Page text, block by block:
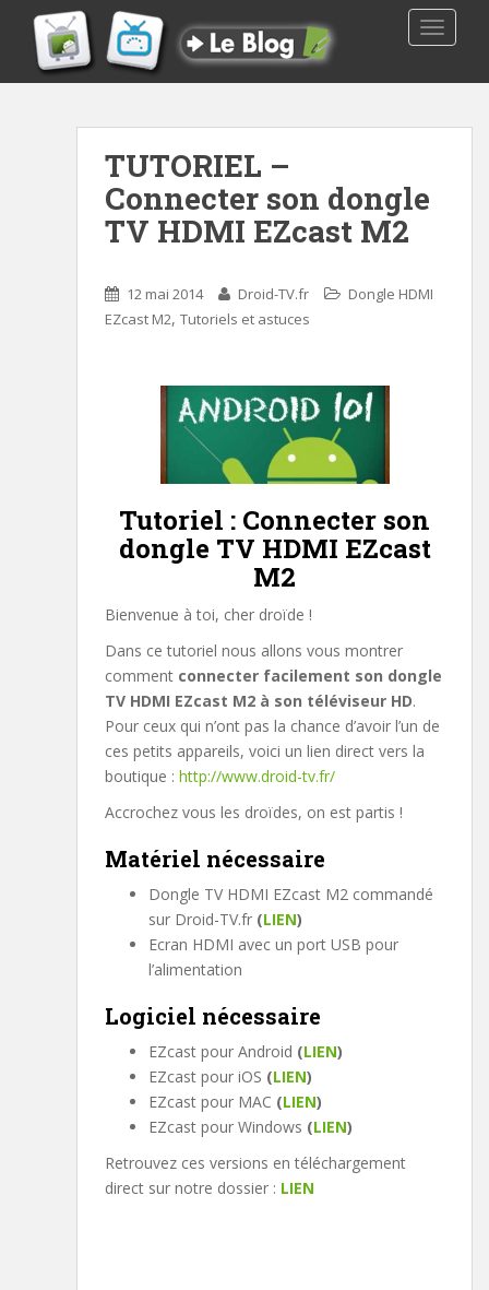
TUTORIEL –
Connecter son dongle
TV HDMI EZcast M2
12 mai 2014 Droid-TV.fr
Dongle HDMI
EZcast M2, Tutoriels et astuces
Tutoriel : Connecter son
dongle TV HDMI EZcast
M2
Bienvenue à toi, cher droïde !
Dans ce tutoriel nous allons vous montrer
comment connecter facilement son dongle
TV HDMI EZcast M2 à son téléviseur HD.
Pour ceux qui n’ont pas la chance d’avoir l’un de
ces petits appareils, voici un lien direct vers la
boutique : http://www.droid-tv.fr/
Accrochez vous les droïdes, on est partis !
Matériel nécessaire
Dongle TV HDMI EZcast M2 commandé
sur Droid-TV.fr (LIEN)
Ecran HDMI avec un port USB pour
l’alimentation
Logiciel nécessaire
EZcast pour Android (LIEN)
EZcast pour iOS (LIEN)
EZcast pour MAC (LIEN)
EZcast pour Windows (LIEN)
Retrouvez ces versions en téléchargement
direct sur notre dossier : LIEN